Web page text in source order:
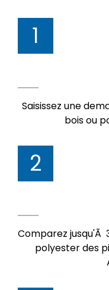
1
Saisissez une
bois ou
2
Comparez jusqu'Ã
polyester des